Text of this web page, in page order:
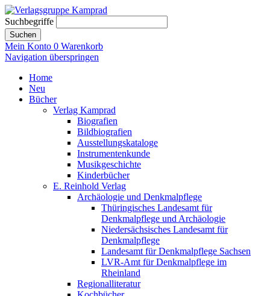
Suchbegriffe
Suchen
Mein Konto 0 Warenkorb
Navigation überspringen
Home
Neu
Bücher
Verlag Kamprad
Biografien
Bildbiografien
Ausstellungskataloge
Instrumentenkunde
Musikgeschichte
Kinderbücher
E. Reinhold Verlag
Archäologie und Denkmalpflege
Thüringisches Landesamt für
Denkmalpflege und Archäologie
Niedersächsisches Landesamt für
Denkmalpflege
Landesamt für Denkmalpflege Sachsen
LVR-Amt für Denkmalpflege im
Rheinland
Regionalliteratur